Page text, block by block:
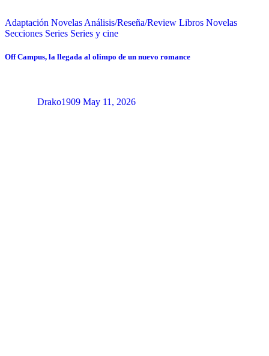
Adaptación Novelas Análisis/Reseña/Review Libros Novelas
Secciones Series Series y cine
Off Campus, la llegada al olimpo de un nuevo romance
Drako1909 May 11, 2026